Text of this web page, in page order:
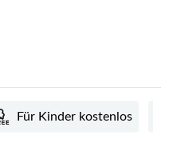
Für Kinder kostenlos